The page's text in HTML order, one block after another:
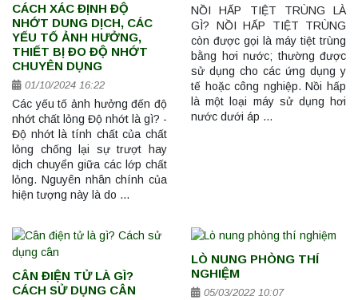
CÁCH XÁC ĐỊNH ĐỘ
NHỚT DUNG DỊCH, CÁC
YẾU TỐ ẢNH HƯỞNG,
THIẾT BỊ ĐO ĐỘ NHỚT
CHUYÊN DỤNG
01/10/2024 16:22
Các yếu tố ảnh hưởng đến độ
nhớt chất lỏng Độ nhớt là gì? -
Độ nhớt là tính chất của chất
lỏng chống lại sự trượt hay
dịch chuyển giữa các lớp chất
lỏng. Nguyên nhân chính của
hiện tượng này là do …
NỒI HẤP TIỆT TRÙNG LÀ
GÌ? NỒI HẤP TIỆT TRÙNG
còn được gọi là máy tiệt trùng
bằng hơi nước; thường được
sử dụng cho các ứng dụng y
tế hoặc công nghiệp. Nồi hấp
là một loại máy sử dụng hơi
nước dưới áp …
CÂN ĐIỆN TỬ LÀ GÌ?
CÁCH SỬ DỤNG CÂN
LÒ NUNG PHÒNG THÍ
NGHIỆM
05/03/2022 10:07